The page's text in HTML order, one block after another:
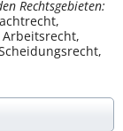
Rechtsgebieten: